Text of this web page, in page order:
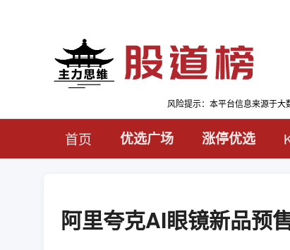
风险提示：本平台信息来源于大
首页 优选广场 涨停优选
阿里夸克AI眼镜新品预